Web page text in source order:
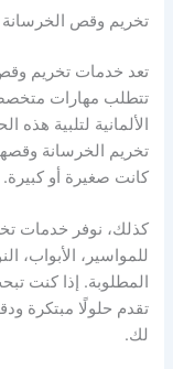
تخريم وقص
تعد خدمات تخريم
تتطلب مهارات
الألمانية لتلبية
تخريم الخرسانة
كانت صغيرة أو كبيرة.
كذلك، نوفر خدمات
للمواسير، الأبواب،
المطلوبة. إذا كنت
تقدم حلولًا مبتكرة
لك.